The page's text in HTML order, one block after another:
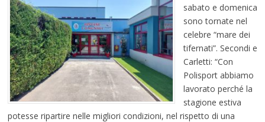
sabato e domenica
sono tornate nel
celebre “mare dei
tifernati”. Secondi e
Carletti: “Con
Polisport abbiamo
lavorato perché la
stagione estiva
potesse ripartire nelle migliori condizioni, nel rispetto di una